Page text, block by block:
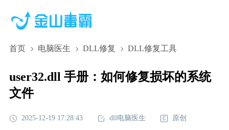
首页 电脑医生 DLL修复 DLL修复工具
user32.dll 手册：如何修复损坏的系统
文件
2025-12-19 17:28:43 dll电脑医生 原创